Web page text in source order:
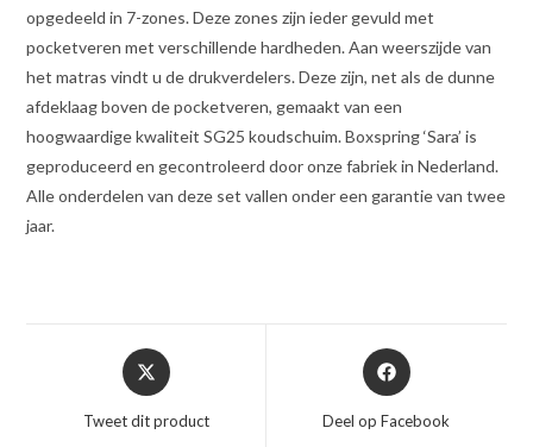
opgedeeld in 7-zones. Deze zones zijn ieder gevuld met
pocketveren met verschillende hardheden. Aan weerszijde van
het matras vindt u de drukverdelers. Deze zijn, net als de dunne
afdeklaag boven de pocketveren, gemaakt van een
hoogwaardige kwaliteit SG25 koudschuim. Boxspring ‘Sara’ is
geproduceerd en gecontroleerd door onze fabriek in Nederland.
Alle onderdelen van deze set vallen onder een garantie van twee
jaar.
Opent
in
nieuw
Tweet dit product
Opent
in
nieuw
Deel op Facebook